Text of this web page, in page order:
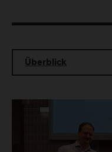
Überblick